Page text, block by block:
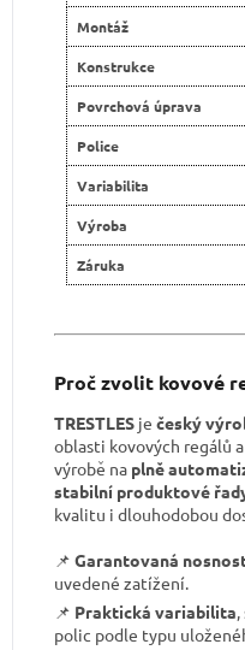
Montáž
Konstrukce
Povrchová úprava
Police
Variabilita
Výroba
Záruka
Proč zvolit kovové
TRESTLES je český
oblasti kovových regálů
výrobě na plně
stabilní produktové
kvalitu i dlouhodobou
📌 Garantovaná
uvedené zatížení.
📌 Praktická variabilita
polic podle typu